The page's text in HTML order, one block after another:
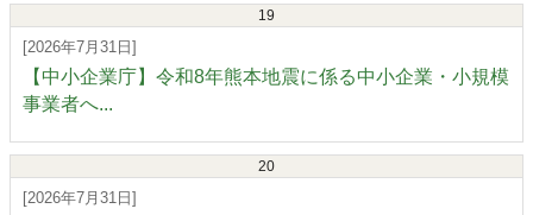
19
[2026年7月31日]
【中小企業庁】令和8年熊本地震に係る中小企業・小規模
事業者へ...
20
[2026年7月31日]